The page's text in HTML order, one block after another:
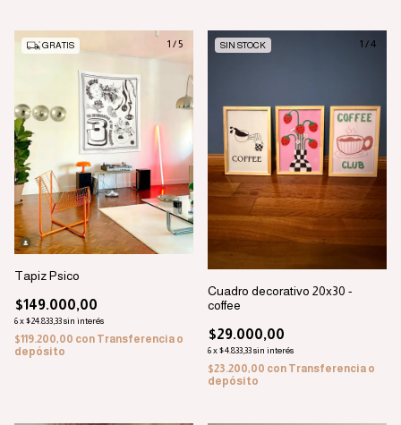
1 /5
GRATIS
Tapiz Psico
$149.000,00
6x$24.833,33sin interés
$119.200,00 con Transferencia o
depósito
1 /4
SIN STOCK
Cuadro decorativo 20x30 -
coffee
$29.000,00
6x$4.833,33sin interés
$23.200,00 con Transferencia o
depósito